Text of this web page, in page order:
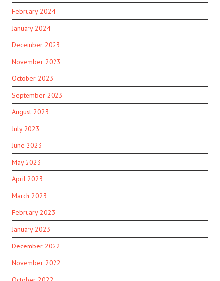
February 2024
January 2024
December 2023
November 2023
October 2023
September 2023
August 2023
July 2023
June 2023
May 2023
April 2023
March 2023
February 2023
January 2023
December 2022
November 2022